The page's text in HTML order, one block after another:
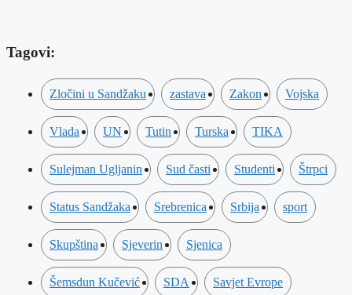
Tagovi:
Zločini u Sandžaku zastava Zakon Vojska
Vlada UN Tutin Turska TIKA
Sulejman Ugljanin Sud časti Studenti Štrpci
Status Sandžaka Srebrenica Srbija sport
Skupština Sjeverin Sjenica
Šemsdun Kučević SDA Savjet Evrope